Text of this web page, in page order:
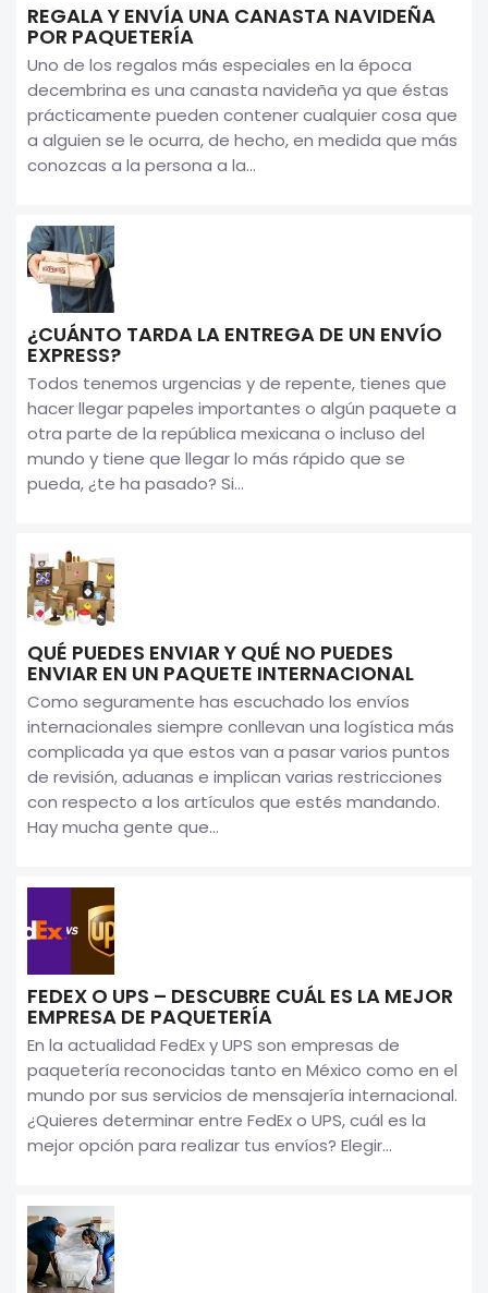
REGALA Y ENVÍA UNA CANASTA NAVIDEÑA
POR PAQUETERÍA
Uno de los regalos más especiales en la época
decembrina es una canasta navideña ya que éstas
prácticamente pueden contener cualquier cosa que
a alguien se le ocurra, de hecho, en medida que más
conozcas a la persona a la...
¿CUÁNTO TARDA LA ENTREGA DE UN ENVÍO
EXPRESS?
Todos tenemos urgencias y de repente, tienes que
hacer llegar papeles importantes o algún paquete a
otra parte de la república mexicana o incluso del
mundo y tiene que llegar lo más rápido que se
pueda, ¿te ha pasado? Si...
QUÉ PUEDES ENVIAR Y QUÉ NO PUEDES
ENVIAR EN UN PAQUETE INTERNACIONAL
Como seguramente has escuchado los envíos
internacionales siempre conllevan una logística más
complicada ya que estos van a pasar varios puntos
de revisión, aduanas e implican varias restricciones
con respecto a los artículos que estés mandando.
Hay mucha gente que...
FEDEX O UPS – DESCUBRE CUÁL ES LA MEJOR
EMPRESA DE PAQUETERÍA
En la actualidad FedEx y UPS son empresas de
paquetería reconocidas tanto en México como en el
mundo por sus servicios de mensajería internacional.
¿Quieres determinar entre FedEx o UPS, cuál es la
mejor opción para realizar tus envíos? Elegir...